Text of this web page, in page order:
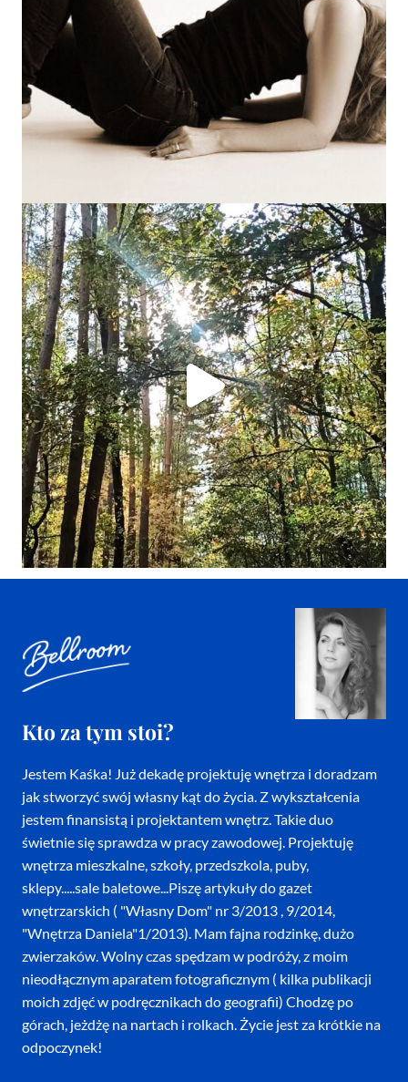
Kto za tym stoi?
Jestem Kaśka! Już dekadę projektuję wnętrza i doradzam
jak stworzyć swój własny kąt do życia. Z wykształcenia
jestem finansistą i projektantem wnętrz. Takie duo
świetnie się sprawdza w pracy zawodowej. Projektuję
wnętrza mieszkalne, szkoły, przedszkola, puby,
sklepy.....sale baletowe...Piszę artykuły do gazet
wnętrzarskich ( "Własny Dom" nr 3/2013 , 9/2014,
"Wnętrza Daniela"1/2013). Mam fajna rodzinkę, dużo
zwierzaków. Wolny czas spędzam w podróży, z moim
nieodłącznym aparatem fotograficznym ( kilka publikacji
moich zdjęć w podręcznikach do geografii) Chodzę po
górach, jeżdżę na nartach i rolkach. Życie jest za krótkie na
odpoczynek!